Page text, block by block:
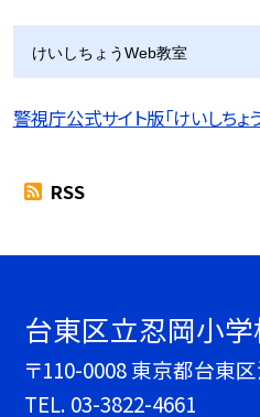
けいしちょうWeb教室
警視庁公式サイト版「けいしちょ
RSS
台東区立忍岡小
〒110-0008 東京都台東
TEL. 03-3822-4661